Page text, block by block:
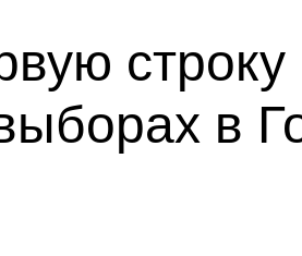
строку
в